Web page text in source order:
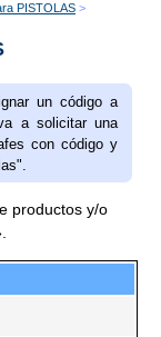
PISTOLAS
un código a
a solicitar una
con código y
productos y/o